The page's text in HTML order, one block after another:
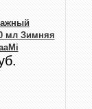
мл Зимняя